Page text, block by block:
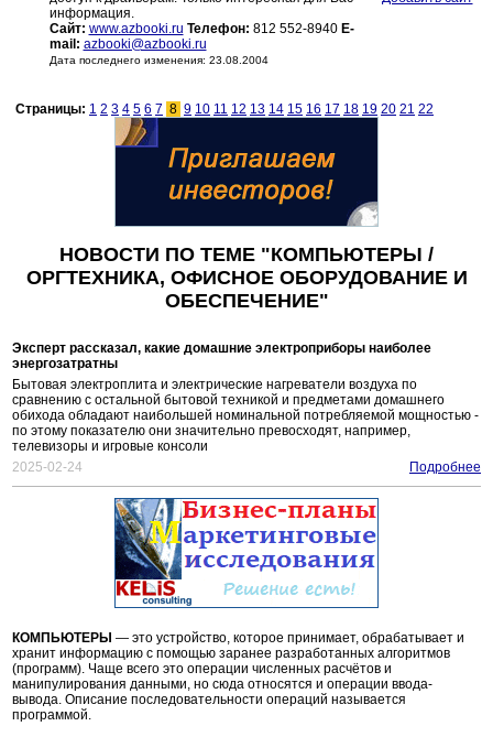
информация.
Сайт: www.azbooki.ru Телефон: 812 552-8940 E-
mail: azbooki@azbooki.ru
Дата последнего изменения: 23.08.2004
Страницы: 1 2 3 4 5 6 7 8 9 10 11 12 13 14 15 16 17 18 19 20 21 22
НОВОСТИ ПО ТЕМЕ "КОМПЬЮТЕРЫ /
ОРГТЕХНИКА, ОФИСНОЕ ОБОРУДОВАНИЕ И
ОБЕСПЕЧЕНИЕ"
Эксперт рассказал, какие домашние электроприборы наиболее
энергозатратны
Бытовая электроплита и электрические нагреватели воздуха по
сравнению с остальной бытовой техникой и предметами домашнего
обихода обладают наибольшей номинальной потребляемой мощностью -
по этому показателю они значительно превосходят, например,
телевизоры и игровые консоли
2025-02-24
Подробнее
КОМПЬЮТЕРЫ — это устройство, которое принимает, обрабатывает и
хранит информацию с помощью заранее разработанных алгоритмов
(программ). Чаще всего это операции численных расчётов и
манипулирования данными, но сюда относятся и операции ввода-
вывода. Описание последовательности операций называется
программой.